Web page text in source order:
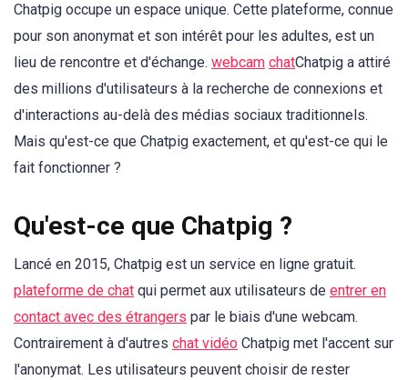
Chatpig occupe un espace unique. Cette plateforme, connue
pour son anonymat et son intérêt pour les adultes, est un
lieu de rencontre et d'échange. webcam chatChatpig a attiré
des millions d'utilisateurs à la recherche de connexions et
d'interactions au-delà des médias sociaux traditionnels.
Mais qu'est-ce que Chatpig exactement, et qu'est-ce qui le
fait fonctionner ?
Qu'est-ce que Chatpig ?
Lancé en 2015, Chatpig est un service en ligne gratuit.
plateforme de chat qui permet aux utilisateurs de entrer en
contact avec des étrangers par le biais d'une webcam.
Contrairement à d'autres chat vidéo Chatpig met l'accent sur
l'anonymat. Les utilisateurs peuvent choisir de rester